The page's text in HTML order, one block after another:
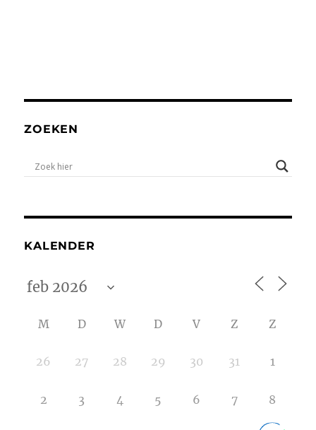
ZOEKEN
KALENDER
M D W D V Z Z
26 27 28 29 30 31 1
2 3 4 5 6 7 8